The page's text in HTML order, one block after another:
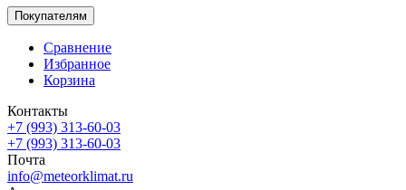
Покупателям
Сравнение
Избранное
Корзина
Контакты
+7 (993) 313-60-03
+7 (993) 313-60-03
Почта
info@meteorklimat.ru